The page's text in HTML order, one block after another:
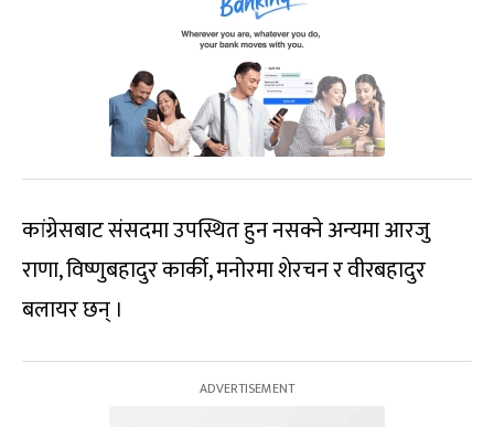
कांग्रेसबाट संसदमा उपस्थित हुन नसक्ने अन्यमा आरजु
राणा, विष्णुबहादुर कार्की, मनोरमा शेरचन र वीरबहादुर
बलायर छन् ।